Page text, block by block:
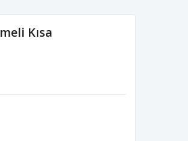
Kısa